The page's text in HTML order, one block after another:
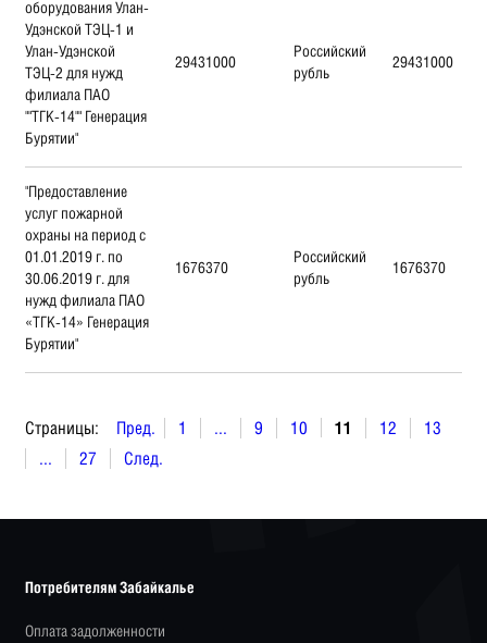
оборудования Улан-
Удэнской ТЭЦ-1 и
Улан-Удэнской
ТЭЦ-2 для нужд
филиала ПАО
""ТГК-14"" Генерация
Бурятии"
29431000
Российский
рубль
29431000
"Предоставление
услуг пожарной
охраны на период с
01.01.2019 г. по
30.06.2019 г. для
нужд филиала ПАО
«ТГК-14» Генерация
Бурятии"
1676370
Российский
рубль
1676370
Страницы: Пред. 1 ... 9 10 11 12
13
...
27 След.
Потребителям Забайкалье
Оплата задолженности